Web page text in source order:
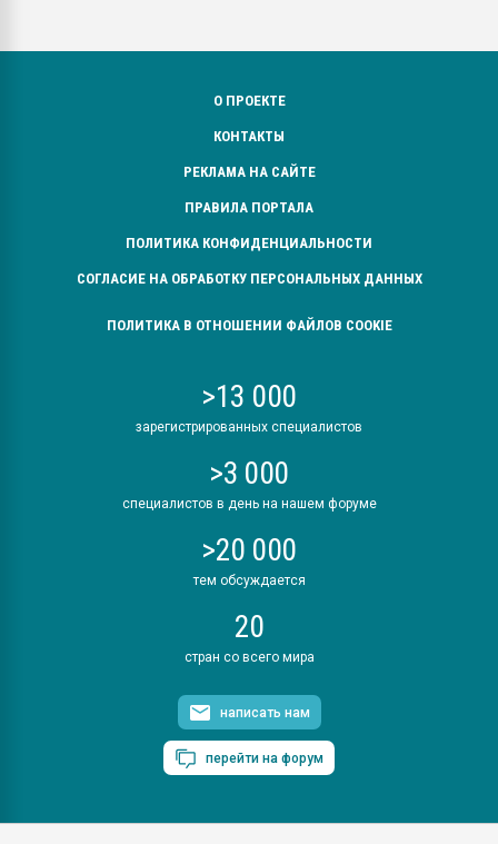
О ПРОЕКТЕ
КОНТАКТЫ
РЕКЛАМА НА САЙТЕ
ПРАВИЛА ПОРТАЛА
ПОЛИТИКА КОНФИДЕНЦИАЛЬНОСТИ
СОГЛАСИЕ НА ОБРАБОТКУ ПЕРСОНАЛЬНЫХ ДАННЫХ
ПОЛИТИКА В ОТНОШЕНИИ ФАЙЛОВ COOKIE
>13 000
зарегистрированных специалистов
>3 000
специалистов в день на нашем форуме
>20 000
тем обсуждается
20
стран со всего мира
написать нам
перейти на форум